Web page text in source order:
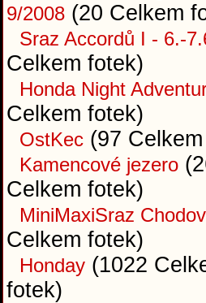
9/2008 (20 Celkem
Sraz Accordů I - 6.-
Celkem fotek)
Honda Night
Celkem fotek)
OstKec (97
Kamencové jezero
Celkem fotek)
MiniMaxiSraz Chodov
Celkem fotek)
Honday (1022
fotek)